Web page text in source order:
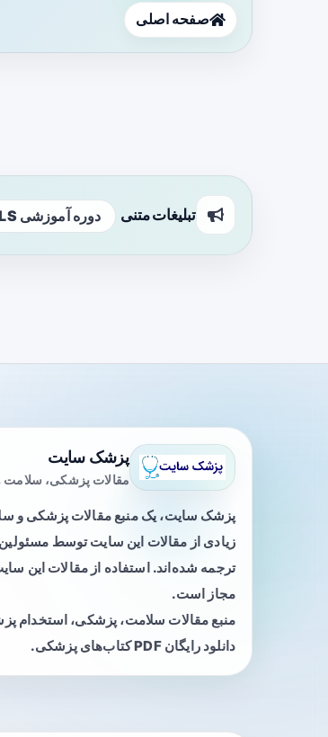
صفحه اصلی
تبلیغات متنی دوره آموزشی ATLS
پزشک سایت
مقالات پزشکی،
پزشک سایت، یک منبع مقالات پزشکی و
زیادی از مقالات این سایت توسط
ترجمه شده‌اند. استفاده از مقالات این
مجاز است.
منبع مقالات سلامت، پزشکی، استخدام
دانلود رایگان PDF کتاب‌های پزشکی.